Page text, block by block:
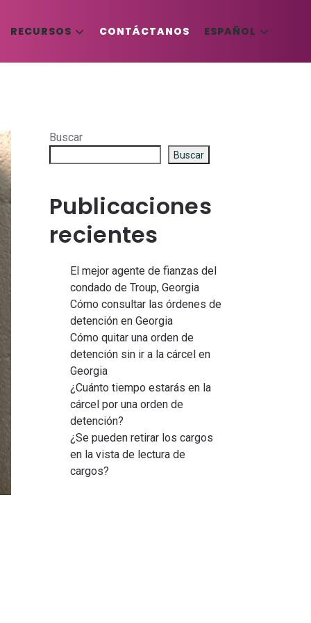
RECURSOS CONTÁCTANOS ESPAÑOL
Buscar
Buscar
Publicaciones
recientes
El mejor agente de fianzas del
condado de Troup, Georgia
Cómo consultar las órdenes de
detención en Georgia
Cómo quitar una orden de
detención sin ir a la cárcel en
Georgia
¿Cuánto tiempo estarás en la
cárcel por una orden de
detención?
¿Se pueden retirar los cargos
en la vista de lectura de
cargos?